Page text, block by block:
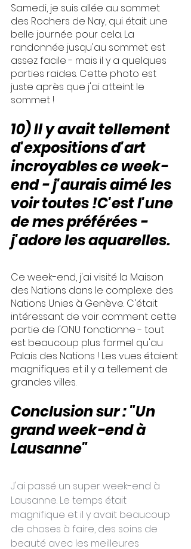
Samedi, je suis allée au sommet
des Rochers de Nay, qui était une
belle journée pour cela. La
randonnée jusqu'au sommet est
assez facile - mais il y a quelques
parties raides. Cette photo est
juste après que j'ai atteint le
sommet !
10) Il y avait tellement
d'expositions d'art
incroyables ce week-
end - j'aurais aimé les
voir toutes !C'est l'une
de mes préférées -
j'adore les aquarelles.
Ce week-end, j'ai visité la Maison
des Nations dans le complexe des
Nations Unies à Genève. C'était
intéressant de voir comment cette
partie de l'ONU fonctionne - tout
est beaucoup plus formel qu'au
Palais des Nations ! Les vues étaient
magnifiques et il y a tellement de
grandes villes.
Conclusion sur : "Un
grand week-end à
Lausanne"
J'ai passé un super week-end à
Lausanne. Le temps était
magnifique et il y avait beaucoup
de choses à faire, des soins de
beauté avec les meilleures